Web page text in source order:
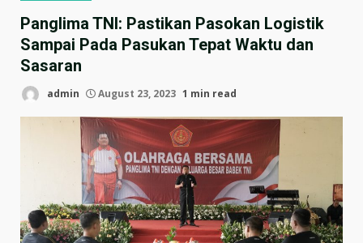
Panglima TNI: Pastikan Pasokan Logistik
Sampai Pada Pasukan Tepat Waktu dan
Sasaran
admin August 23, 2023 1 min read